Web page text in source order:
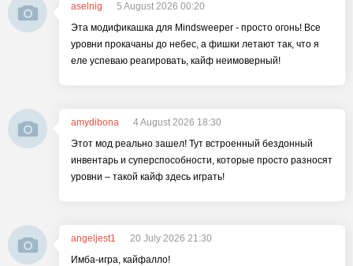
aselnig
5 August 2026 00:20
Эта модификашка для Mindsweeper - просто огонь! Все
уровни прокачаны до небес, а фишки летают так, что я
еле успеваю реагировать, кайф неимоверный!
amydibona
4 August 2026 18:30
Этот мод реально зашел! Тут встроенный бездонный
инвентарь и суперспособности, которые просто разносят
уровни – такой кайф здесь играть!
angeljest1
20 July 2026 21:30
Имба-игра, кайфалло!